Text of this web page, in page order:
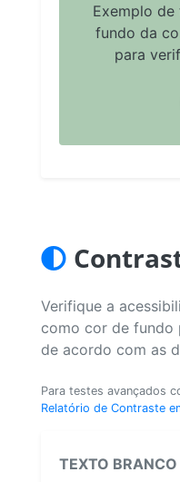
Exemplo
fundo da
para
Verifique a
como cor de fundo
de acordo com as
Para testes avançados
Relatório de Contraste
TEXTO BRANCO